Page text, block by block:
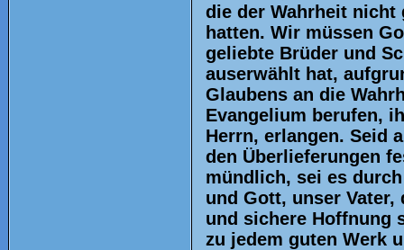
die der Wahrheit nicht
hatten. Wir müssen
geliebte Brüder und
auserwählt hat,
Glaubens an die
Evangelium berufen,
Herrn, erlangen. Seid
den Überlieferungen
mündlich, sei es
und Gott, unser
und sichere Hoffnung
zu jedem guten Werk